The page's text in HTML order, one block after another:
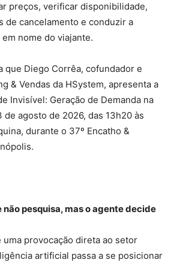
preços, verificar disponibilidade,
de cancelamento e conduzir a
nome do viajante.
que Diego Corrêa, cofundador e
& Vendas da HSystem, apresenta a
Invisível: Geração de Demanda na
de agosto de 2026, das 13h20 às
durante o 37º Encatho &
não pesquisa, mas o agente decide
provocação direta ao setor
artificial passa a se posicionar